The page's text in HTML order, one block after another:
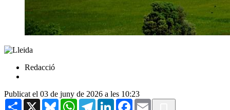
Redacció
Publicat el 03 de juny de 2026 a les 10:23
Share X BlueskyWhatsAppTelegramLinkedInFacebook
Email